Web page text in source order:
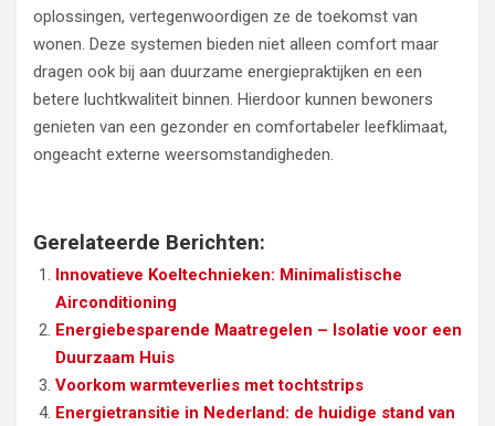
oplossingen, vertegenwoordigen ze de toekomst van
wonen. Deze systemen bieden niet alleen comfort maar
dragen ook bij aan duurzame energiepraktijken en een
betere luchtkwaliteit binnen. Hierdoor kunnen bewoners
genieten van een gezonder en comfortabeler leefklimaat,
ongeacht externe weersomstandigheden.
Gerelateerde Berichten:
Innovatieve Koeltechnieken: Minimalistische
Airconditioning
Energiebesparende Maatregelen – Isolatie voor een
Duurzaam Huis
Voorkom warmteverlies met tochtstrips
Energietransitie in Nederland: de huidige stand van